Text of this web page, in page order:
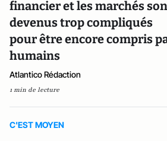
financier et les marchés
devenus trop compliqués
pour être encore compris
humains
Atlantico Rédaction
1 min de lecture
C'EST MOYEN